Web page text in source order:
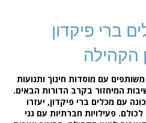
ברי פיקדון
הקהילה
עם מוסדות חינוך ותנועות
המיחזור בקרב הדורות הבאים.
עם מכלים ברי פיקדון, יעזרו
פעילויות חברתיות עם גני